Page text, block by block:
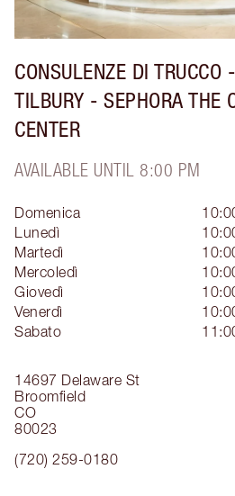
CONSULENZE DI TRUCCO
TILBURY - SEPHORA THE
CENTER
AVAILABLE UNTIL 8:00 PM
14697 Delaware St
Broomfield
CO
80023
(720) 259-0180
Domenica
Lunedì
Martedì
Mercoledì
Giovedì
Venerdì
Sabato